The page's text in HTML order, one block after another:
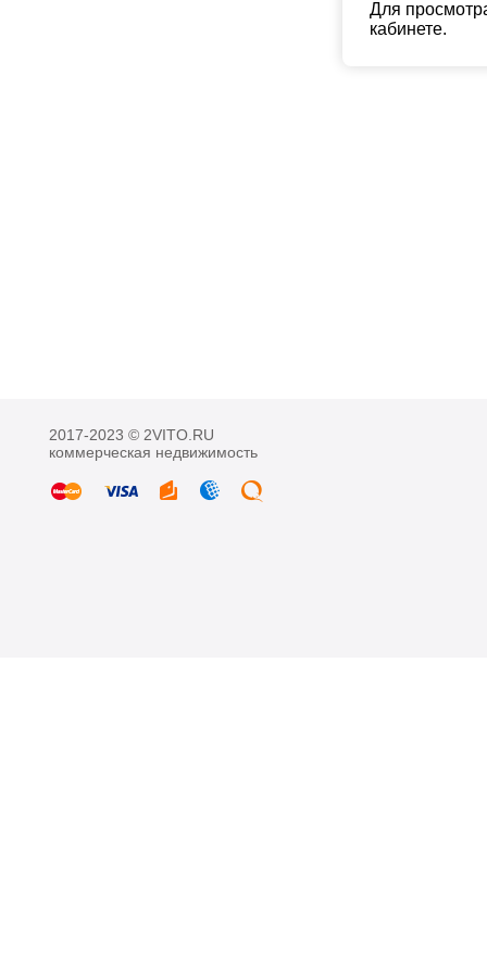
Для
кабинете.
2017-2023 © 2VITO.RU
коммерческая недвижимость